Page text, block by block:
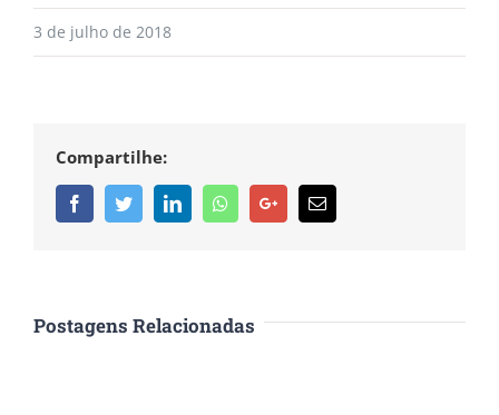
3 de julho de 2018
Compartilhe:
FacebookTwitterLinkedinWhatsappGoogle+Email
Postagens Relacionadas